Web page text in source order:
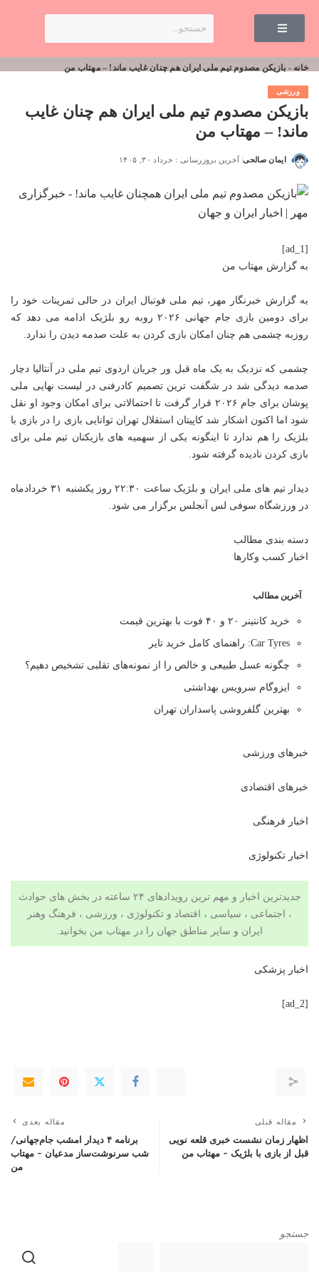
خانه - بازیکن مصدوم تیم ملی ایران هم چنان غایب ماند! – مهتاب من
ورزشی
بازیکن مصدوم تیم ملی ایران هم چنان غایب
ماند! – مهتاب من
ایمان صالحی آخرین بروزرسانی : خرداد ۳۰, ۱۴۰۵
[ad_1]
به گزارش مهتاب من
به گزارش خبرنگار مهر، تیم ملی فوتبال ایران در حالی تمرینات خود را
برای دومین بازی جام جهانی ۲۰۲۶ روبه رو بلژیک ادامه می دهد که
روزبه چشمی هم چنان امکان بازی کردن به علت صدمه دیدن را ندارد.
چشمی که نزدیک به یک ماه قبل ور جریان اردوی تیم ملی در آنتالیا دچار
صدمه دیدگی شد در شگفت ترین تصمیم کادرفنی در لیست نهایی ملی
پوشان برای جام ۲۰۲۶ قرار گرفت تا احتمالاتی برای امکان وجود او نقل
شود اما اکنون اشکار شد کاپیتان استقلال تهران توانایی بازی را در بازی با
بلژیک را هم ندارد تا اینگونه یکی از سهمیه های بازیکنان تیم ملی برای
بازی کردن نادیده گرفته شود.
دیدار تیم های ملی ایران و بلژیک ساعت ۲۲:۳۰ روز یکشنبه ۳۱ خردادماه
در ورزشگاه سوفی لس آنجلس برگزار می شود.
دسته بندی مطالب
اخبار کسب وکارها
آخرین مطالب
خرید کانتینر ۲۰ و ۴۰ فوت با بهترین قیمت
Car Tyres: راهنمای کامل خرید تایر
چگونه عسل طبیعی و خالص را از نمونه‌های تقلبی تشخیص دهیم؟
ایزوگام سرویس بهداشتی
بهترین گلفروشی پاسداران تهران
خبرهای ورزشی
خبرهای اقتصادی
اخبار فرهنگی
اخبار تکنولوژی
جدیدترین اخبار و مهم ترین رویدادهای ۲۴ ساعته در بخش های حوادث
، اجتماعی ، سیاسی ، اقتصاد و تکنولوژی ، ورزشی ، فرهنگ وهنر
ایران و سایر مناطق جهان را در مهتاب من بخوانید.
اخبار پزشکی
[ad_2]
مقاله قبلی
اظهار زمان نشست خبری قلعه نویی
قبل از بازی با بلژیک – مهتاب من
مقاله بعدی
برنامه ۴ دیدار امشب جام‌جهانی/
شب سرنوشت‌ساز مدعیان – مهتاب
من
جستجو